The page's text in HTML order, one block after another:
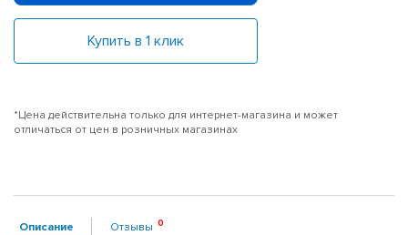
Купить в 1 клик
*Цена действительна только для интернет-магазина и может
отличаться от цен в розничных магазинах
Описание Отзывы